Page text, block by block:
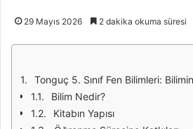
29 Mayıs 2026 2 dakika okuma süresi
Tonguç 5. Sınıf Fen Bilimleri: Bilimin
Bilim Nedir?
Kitabın Yapısı